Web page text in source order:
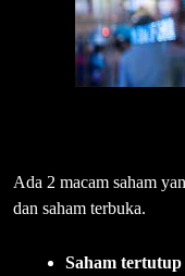
Ada 2 macam saham
dan saham terbuka.
Saham tertutup